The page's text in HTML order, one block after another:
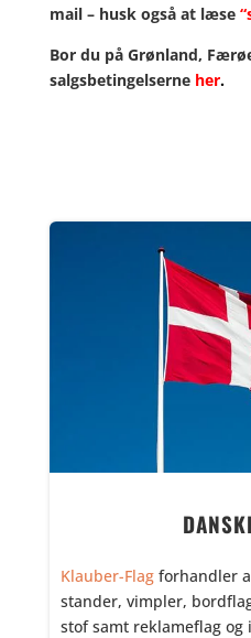
mail – husk også at læse “
Bor du på Grønland,
salgsbetingelserne her.
Klauber-Flagforhandler
stander, vimpler,
stof samt reklameflag